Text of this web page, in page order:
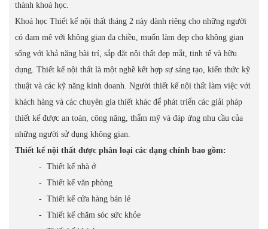
thành khoá học.
Khoá học Thiết kế nội thất tháng 2 này dành riêng cho những người
có đam mê với không gian đa chiều, muốn làm đẹp cho không gian
sống với khả năng bài trí, sắp đặt nội thất đẹp mắt, tinh tế và hữu
dụng. Thiết kế nội thất là một nghề kết hợp sự sáng tạo, kiến thức kỹ
thuật và các kỹ năng kinh doanh. Người thiết kế nội thất làm việc với
khách hàng và các chuyên gia thiết khác để phát triển các giải pháp
thiết kế được an toàn, công năng, thẩm mỹ và đáp ứng nhu cầu của
những người sử dụng không gian.
Thiết kế nội thất được phân loại các dạng chính bao gồm:
- Thiết kế nhà ở
- Thiết kế văn phòng
- Thiết kế cửa hàng bán lẻ
- Thiết kế chăm sóc sức khỏe